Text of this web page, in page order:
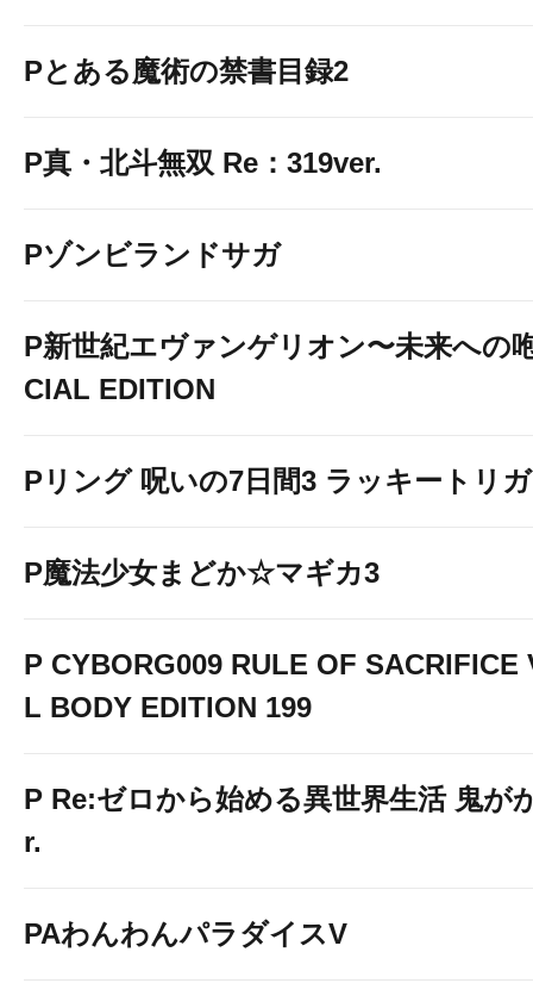
Pとある魔術の禁書目録2
P真・北斗無双 Re：319ver.
Pゾンビランドサガ
P新世紀エヴァンゲリオン〜未来への
CIAL EDITION
Pリング 呪いの7日間3 ラッキートリ
P魔法少女まどか☆マギカ3
P CYBORG009 RULE OF SACRIFICE
L BODY EDITION 199
P Re:ゼロから始める異世界生活 鬼が
r.
PAわんわんパラダイスV